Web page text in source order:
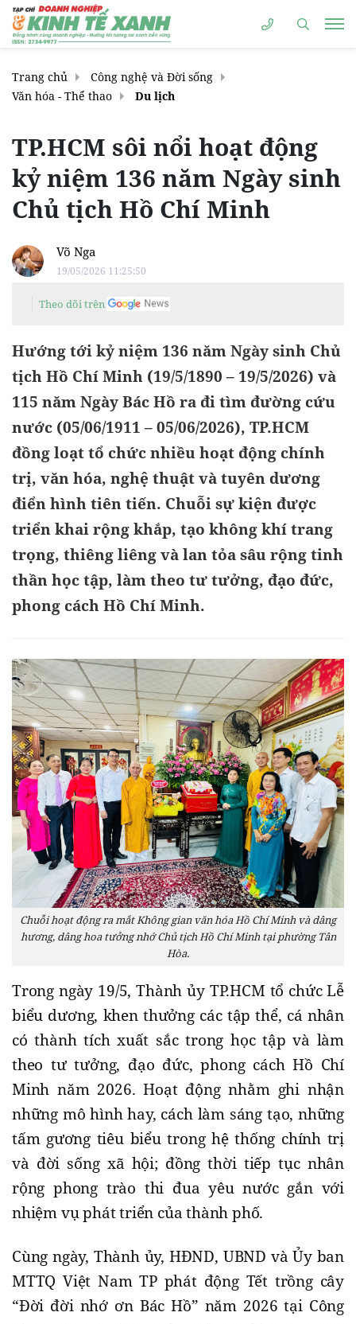
Trang chủ
Công nghệ và Đời sống
Văn hóa - Thể thao
Du lịch
TP.HCM sôi nổi hoạt động
kỷ niệm 136 năm Ngày sinh
Chủ tịch Hồ Chí Minh
Võ Nga
19/05/2026 11:25:50
Theo dõi trên
Hướng tới kỷ niệm 136 năm Ngày sinh Chủ
tịch Hồ Chí Minh (19/5/1890 – 19/5/2026) và
115 năm Ngày Bác Hồ ra đi tìm đường cứu
nước (05/06/1911 – 05/06/2026), TP.HCM
đồng loạt tổ chức nhiều hoạt động chính
trị, văn hóa, nghệ thuật và tuyên dương
điển hình tiên tiến. Chuỗi sự kiện được
triển khai rộng khắp, tạo không khí trang
trọng, thiêng liêng và lan tỏa sâu rộng tinh
thần học tập, làm theo tư tưởng, đạo đức,
phong cách Hồ Chí Minh.
Chuỗi hoạt động ra mắt Không gian văn hóa Hồ Chí Minh và dâng
hương, dâng hoa tưởng nhớ Chủ tịch Hồ Chí Minh tại phường Tân
Hòa.
Trong ngày 19/5, Thành ủy TP.HCM tổ chức Lễ
biểu dương, khen thưởng các tập thể, cá nhân
có thành tích xuất sắc trong học tập và làm
theo tư tưởng, đạo đức, phong cách Hồ Chí
Minh năm 2026. Hoạt động nhằm ghi nhận
những mô hình hay, cách làm sáng tạo, những
tấm gương tiêu biểu trong hệ thống chính trị
và đời sống xã hội; đồng thời tiếp tục nhân
rộng phong trào thi đua yêu nước gắn với
nhiệm vụ phát triển của thành phố.
Cùng ngày, Thành ủy, HĐND, UBND và Ủy ban
MTTQ Việt Nam TP phát động Tết trồng cây
“Đời đời nhớ ơn Bác Hồ” năm 2026 tại Công